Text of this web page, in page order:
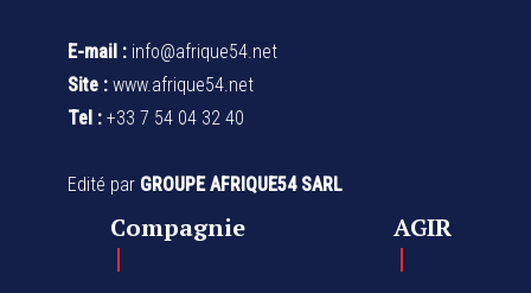
E-mail : info@afrique54.net
Site : www.afrique54.net
Tel : +33 7 54 04 32 40
Edité par GROUPE AFRIQUE54 SARL
Compagnie AGIR